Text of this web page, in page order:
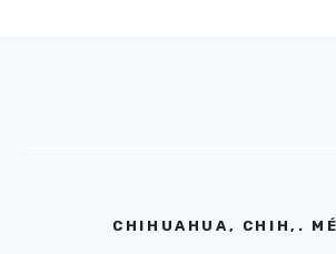
CHIHUAHUA, CHIH,.